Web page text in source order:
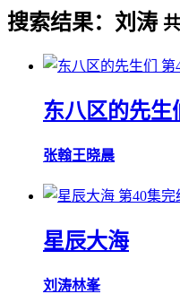
搜索结果： 刘涛
第
东八区的先生
张翰王晓晨
第40集完
星辰大海
刘涛林峯